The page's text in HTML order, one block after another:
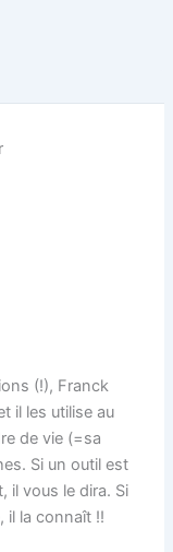
(!), Franck
il les utilise au
de vie (=sa
Si un outil est
il vous le dira. Si
il la connaît !!